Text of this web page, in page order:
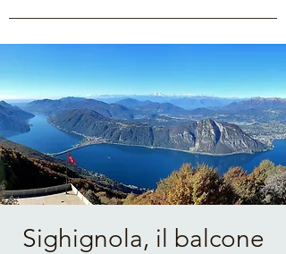
Sighignola, il balcone